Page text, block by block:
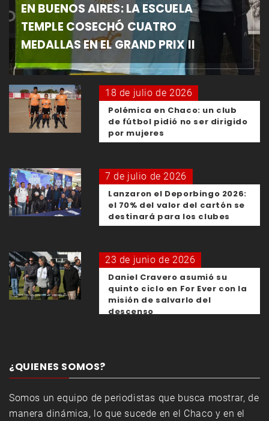
EN BUENOS AIRES: LA ESCUELA
TEMPLE COSECHÓ CUATRO
MEDALLAS EN EL GRAND PRIX II
18 de julio de 2026
Polémica en Chaco: un club
de fútbol pidió no ser dirigido
por mujeres
7 de julio de 2026
Lanzaron el Deporbingo 2026:
el 70% del valor del cartón se
destinará para los clubes
23 de junio de 2026
Daniel Cravero asumió su
quinto ciclo en For Ever con la
misión de salvarlo del
descenso
¿QUIENES SOMOS?
Somos un equipo de periodistas que busca mostrar, de
manera dinámica, lo que sucede en el Chaco y en el